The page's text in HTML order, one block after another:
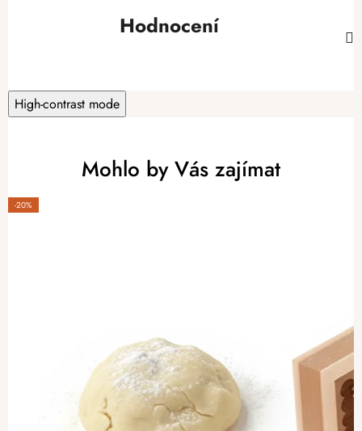
Hodnocení
High-contrast mode
Mohlo by Vás zajímat
-20%